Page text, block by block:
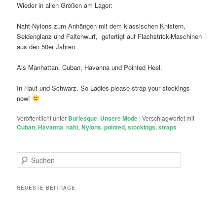
Wieder in allen Größen am Lager:
Naht-Nylons zum Anhängen mit dem klassischen Knistern,
Seidenglanz und Faltenwurf, gefertigt auf Flachstrick-Maschinen
aus den 50er Jahren.
Als Manhattan, Cuban, Havanna und Pointed Heel.
In Haut und Schwarz. So Ladies please strap your stockings
now!
Veröffentlicht unter Burlesque, Unsere Mode |Verschlagwortet mit
Cuban,Havanna,naht,Nylons,pointed,stockings,straps
u
h
NEUESTE BEITRÄGE